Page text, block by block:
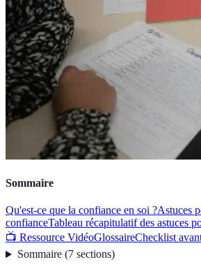
Sommaire
Qu'est-ce que la confiance en soi ?Astuces
confianceTableau récapitulatif des astuces
📺 Ressource VidéoGlossaireChecklist
Sommaire(7 sections)